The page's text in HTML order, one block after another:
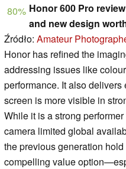
80% Honor 600 Pro
and new design
Źródło: Amateur
Honor has refined the
addressing issues like
performance. It also
screen is more visible in
While it is a strong
camera limited global
the previous generation
compelling value